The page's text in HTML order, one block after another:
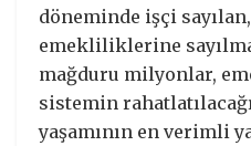
döneminde işçi
emekliliklerine
mağduru milyonlar,
sistemin
yaşamının en verimli